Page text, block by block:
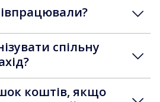
спільну
коштів, якщо